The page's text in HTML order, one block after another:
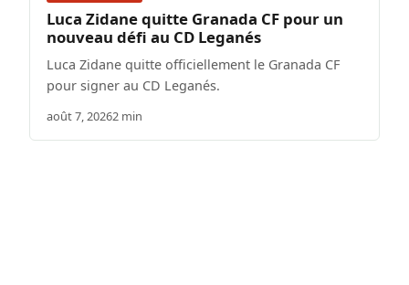
Luca Zidane quitte Granada CF pour un
nouveau défi au CD Leganés
Luca Zidane quitte officiellement le Granada CF
pour signer au CD Leganés.
août 7, 20262 min